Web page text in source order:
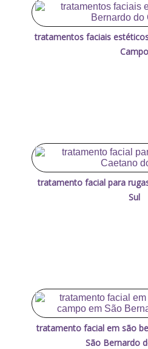
tratamentos faciais
Campo
tratamento facial para
Sul
tratamento facial em são
São Bernardo